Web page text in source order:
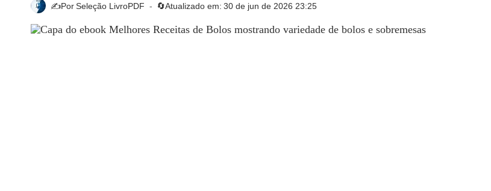
✍️PorSeleção LivroPDF 🔄Atualizado em: 30 de jun de 2026 23:25